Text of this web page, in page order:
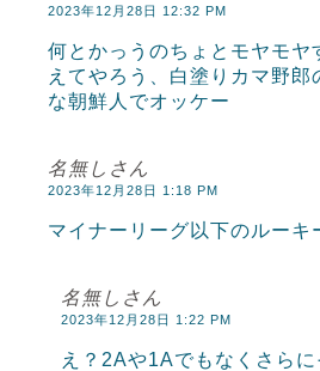
2023年12月28日 12:32 PM
何とかっうのちょとモヤモヤ
えてやろう、白塗りカマ野
な朝鮮人でオッケー
名無しさん
2023年12月28日 1:18 PM
マイナーリーグ以下のルーキ
名無しさん
2023年12月28日 1:22 PM
え？2Aや1Aでもなくさら